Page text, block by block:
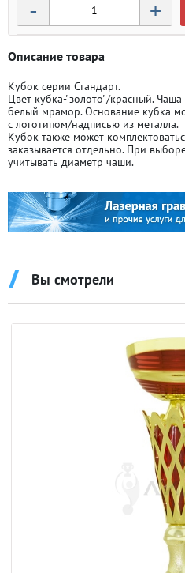
- +
Описание товара
Кубок серии Стандарт.
Цвет кубка-"золото"/красный.
белый мрамор. Основание кубка
с логотипом/надписью из металла.
Кубок также может
заказывается отдельно. При
учитывать диаметр чаши.
Вы смотрели